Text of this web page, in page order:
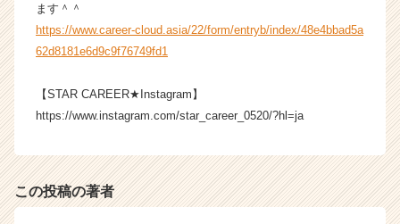
チ
ア
ャ
ます＾＾
https://www.career-cloud.asia/22/form/entryb/index/48e4bbad5a
62d8181e6d9c9f76749fd1
【STAR CAREER★Instagram】
https://www.instagram.com/star_career_0520/?hl=ja
この投稿の著者